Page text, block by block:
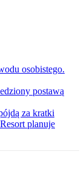
osobistego.
postawą
za kratki
planuje